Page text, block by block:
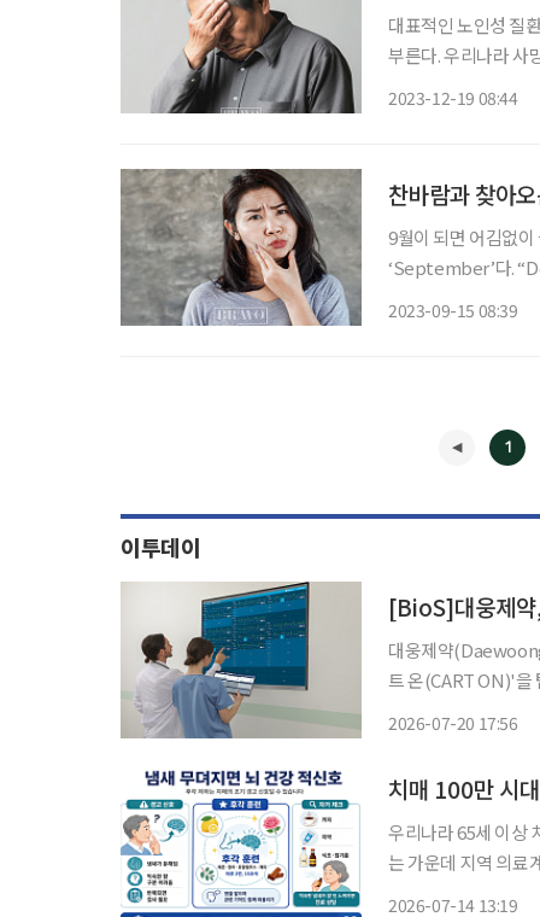
대표적인 노인성 질
부른다. 우리나라 사
2023-12-19 08:44
찬바람과 찾아
9월이 되면 어김없
‘September’다.
2023-09-15 08:39
1
이투데이
[BioS]대웅제약
대웅제약
트 온(CART ON)'을
2026-07-20 17:56
우리나라 65세 이상
는 가운데 지역 의료
2026-07-14 13:19